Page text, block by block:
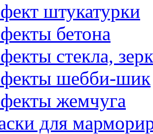
штукатурки
бетона
стекла,
шебби-шик
жемчуга
для